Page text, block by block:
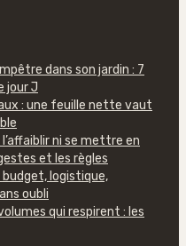
dans son jardin : 7
jour J
: une feuille nette vaut
ni se mettre en
et les règles
logistique,
oubli
qui respirent : les